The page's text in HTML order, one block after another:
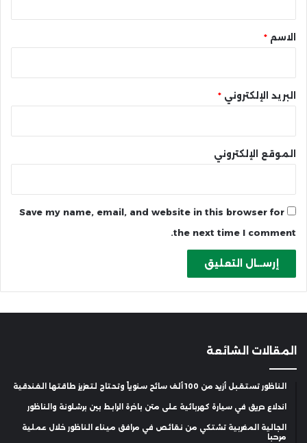
* الاسم *
البريد الإلكتروني *
الموقع الإلكتروني
Save my name, email, and website in this browser for
the next time I comment.
المقالات الشائعة
الناظور تستقبل أزيد من 100 ألف سائح سنوياً وتحتاج لتعزيز طاقتها الفندقية
اندلاع حريق في سيارة كهربائية على متن باخرة الرابط بين برشلونة والناظور
الجالية المغربية تشتكي من نقائص في مرافق ميناء الناظور خلال عملية
مرحبا